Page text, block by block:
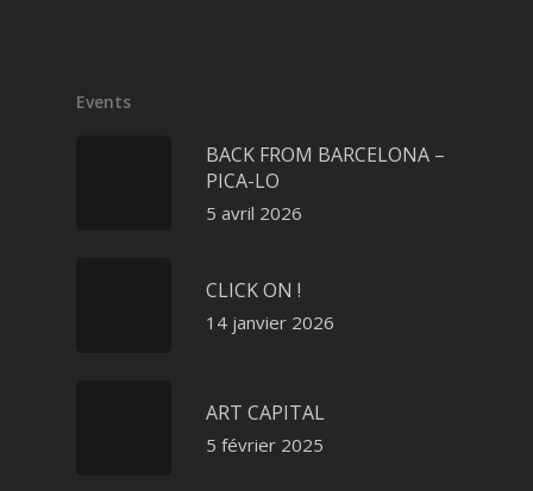
Events
BACK FROM BARCELONA –
PICA-LO
5 avril 2026
CLICK ON !
14 janvier 2026
ART CAPITAL
5 février 2025